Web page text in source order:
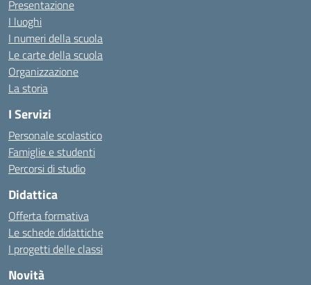
Presentazione
I luoghi
I numeri della scuola
Le carte della scuola
Organizzazione
La storia
I Servizi
Personale scolastico
Famiglie e studenti
Percorsi di studio
Didattica
Offerta formativa
Le schede didattiche
I progetti delle classi
Novità